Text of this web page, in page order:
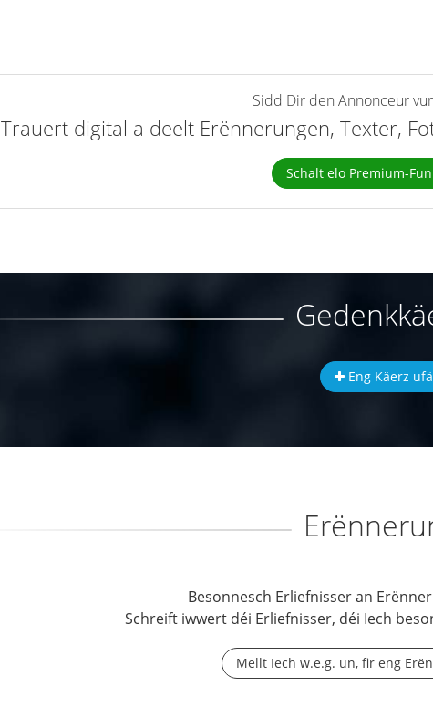
Sidd Dir den Annonceur
Trauert digital a deelt Erënnerungen, Texter,
Schalt elo Premium-
Eng Käerz
Besonnesch Erliefnisser an
Schreift iwwert déi Erliefnisser, déi Iech
Mellt Iech w.e.g. un, fir eng